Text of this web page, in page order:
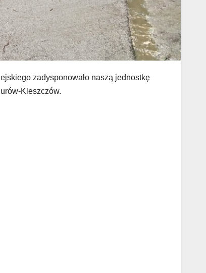
zadysponowało naszą jednostkę
Kleszczów.